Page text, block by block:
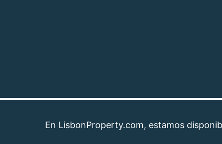
En LisbonProperty.com, estamos disponibles